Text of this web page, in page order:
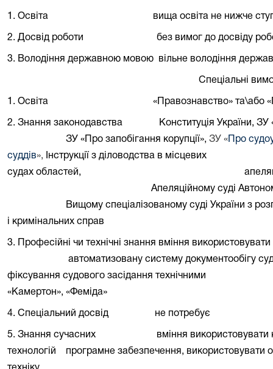
1. Освіта вища освіта не нижче
2. Досвід роботи без вимог до досвіду
3. Володіння державною мовою вільне володіння
Спеціальні
1. Освіта « Правознавство» та\або
2. Знання законодавства
Конституція України,
ЗУ «Про запобігання корупції», ЗУ « Про
суддів»,
Інструкції з діловодства в місцевих
судах областей,
Апеляційному суді
Вищому спеціалізованому суді України з
і кримінальних справ
3. Професійні чи технічні знання вміння
автоматизовану систему документообігу
фіксування судового засідання технічними
«Камертон», «Феміда»
4. Спеціальний досвід не потребує
5. Знання сучасних
вміння
технологій
програмне забезпечення, використовувати